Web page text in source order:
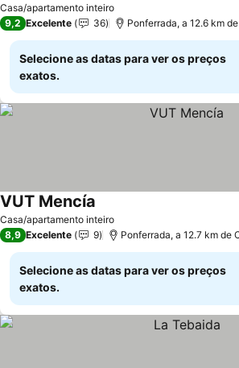
Casa/apartamento inteiro
9,2 Excelente 36 Ponferrada, a 12.6 km
Selecione as datas para ver os preços
exatos.
Casa/apartamento inteiro
VUT Mencía
8,9 Excelente 9 Ponferrada, a 12.7 km de
Selecione as datas para ver os preços
exatos.